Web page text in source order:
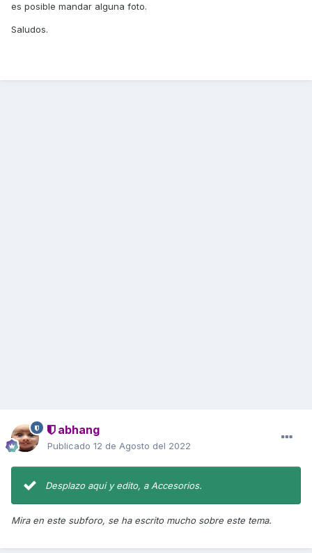
es posible mandar alguna foto.
Saludos.
abhang
Publicado 12 de Agosto del 2022
Desplazo aqui y edito, a Accesorios.
Mira en este subforo, se ha escrito mucho sobre este tema.